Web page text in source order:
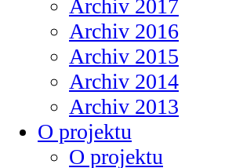
Archiv 2017
Archiv 2016
Archiv 2015
Archiv 2014
Archiv 2013
O projektu
O projektu